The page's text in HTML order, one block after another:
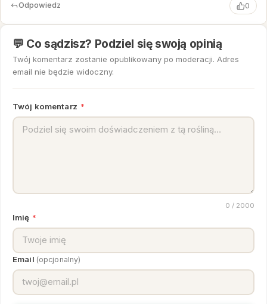
Odpowiedz 0
💬 Co sądzisz? Podziel się swoją opinią
Twój komentarz zostanie opublikowany po moderacji. Adres
email nie będzie widoczny.
Twój komentarz *
0 / 2000
Imię *
Email (opcjonalny)